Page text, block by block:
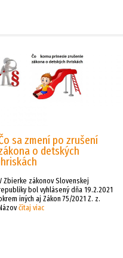
sa zmení po zrušení
o detských
Zbierke zákonov Slovenskej
bol vyhlásený dňa 19.2.2021
iných aj Zákon 75/2021 Z. z.
čítaj viac